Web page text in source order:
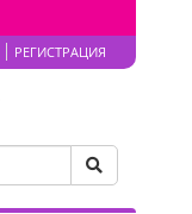
РЕГИСТРАЦИЯ